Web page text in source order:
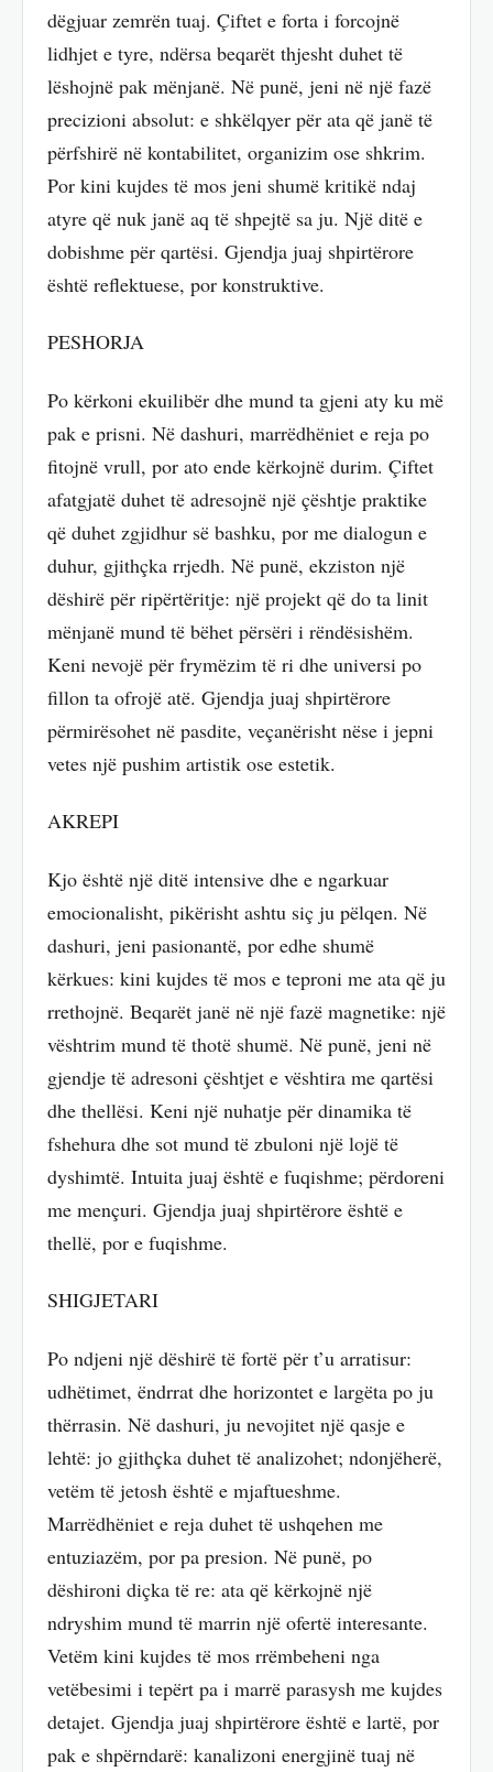
dëgjuar zemrën tuaj. Çiftet e forta i forcojnë
lidhjet e tyre, ndërsa beqarët thjesht duhet të
lëshojnë pak mënjanë. Në punë, jeni në një fazë
precizioni absolut: e shkëlqyer për ata që janë të
përfshirë në kontabilitet, organizim ose shkrim.
Por kini kujdes të mos jeni shumë kritikë ndaj
atyre që nuk janë aq të shpejtë sa ju. Një ditë e
dobishme për qartësi. Gjendja juaj shpirtërore
është reflektuese, por konstruktive.
PESHORJA
Po kërkoni ekuilibër dhe mund ta gjeni aty ku më
pak e prisni. Në dashuri, marrëdhëniet e reja po
fitojnë vrull, por ato ende kërkojnë durim. Çiftet
afatgjatë duhet të adresojnë një çështje praktike
që duhet zgjidhur së bashku, por me dialogun e
duhur, gjithçka rrjedh. Në punë, ekziston një
dëshirë për ripërtëritje: një projekt që do ta linit
mënjanë mund të bëhet përsëri i rëndësishëm.
Keni nevojë për frymëzim të ri dhe universi po
fillon ta ofrojë atë. Gjendja juaj shpirtërore
përmirësohet në pasdite, veçanërisht nëse i jepni
vetes një pushim artistik ose estetik.
AKREPI
Kjo është një ditë intensive dhe e ngarkuar
emocionalisht, pikërisht ashtu siç ju pëlqen. Në
dashuri, jeni pasionantë, por edhe shumë
kërkues: kini kujdes të mos e teproni me ata që ju
rrethojnë. Beqarët janë në një fazë magnetike: një
vështrim mund të thotë shumë. Në punë, jeni në
gjendje të adresoni çështjet e vështira me qartësi
dhe thellësi. Keni një nuhatje për dinamika të
fshehura dhe sot mund të zbuloni një lojë të
dyshimtë. Intuita juaj është e fuqishme; përdoreni
me mençuri. Gjendja juaj shpirtërore është e
thellë, por e fuqishme.
SHIGJETARI
Po ndjeni një dëshirë të fortë për t’u arratisur:
udhëtimet, ëndrrat dhe horizontet e largëta po ju
thërrasin. Në dashuri, ju nevojitet një qasje e
lehtë: jo gjithçka duhet të analizohet; ndonjëherë,
vetëm të jetosh është e mjaftueshme.
Marrëdhëniet e reja duhet të ushqehen me
entuziazëm, por pa presion. Në punë, po
dëshironi diçka të re: ata që kërkojnë një
ndryshim mund të marrin një ofertë interesante.
Vetëm kini kujdes të mos rrëmbeheni nga
vetëbesimi i tepërt pa i marrë parasysh me kujdes
detajet. Gjendja juaj shpirtërore është e lartë, por
pak e shpërndarë: kanalizoni energjinë tuaj në